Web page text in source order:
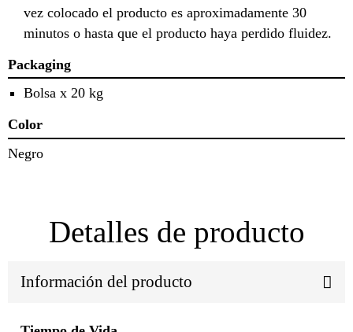
vez colocado el producto es aproximadamente 30
minutos o hasta que el producto haya perdido fluidez.
Packaging
Bolsa x 20 kg
Color
Negro
Detalles de producto
Información del producto